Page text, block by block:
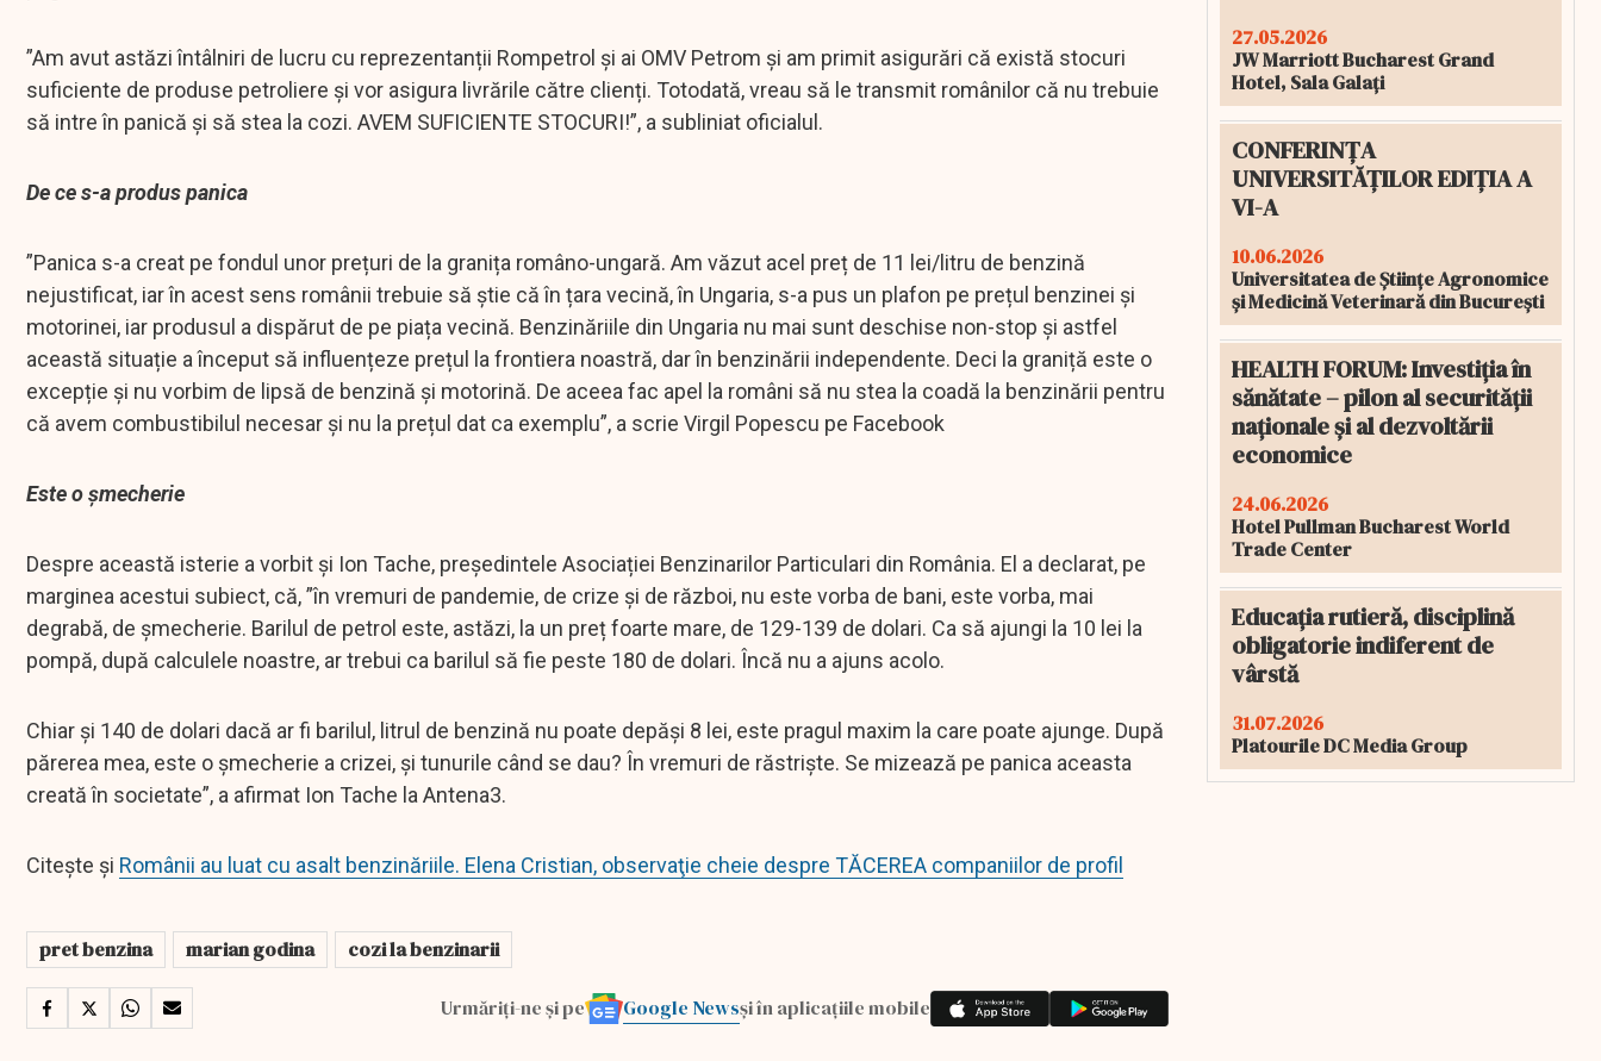
”Am avut astăzi întâlniri de lucru cu reprezentanții Rompetrol și ai OMV Petrom și am primit asigurări că există stocuri
suficiente de produse petroliere și vor asigura livrările către clienți. Totodată, vreau să le transmit românilor că nu trebuie
să intre în panică și să stea la cozi. AVEM SUFICIENTE STOCURI!”, a subliniat oficialul.
De ce s-a produs panica
”Panica s-a creat pe fondul unor prețuri de la granița româno-ungară. Am văzut acel preț de 11 lei/litru de benzină
nejustificat, iar în acest sens românii trebuie să știe că în țara vecină, în Ungaria, s-a pus un plafon pe prețul benzinei și
motorinei, iar produsul a dispărut de pe piața vecină. Benzinăriile din Ungaria nu mai sunt deschise non-stop și astfel
această situație a început să influențeze prețul la frontiera noastră, dar în benzinării independente. Deci la graniță este o
excepție și nu vorbim de lipsă de benzină și motorină. De aceea fac apel la români să nu stea la coadă la benzinării pentru
că avem combustibilul necesar și nu la prețul dat ca exemplu”, a scrie Virgil Popescu pe Facebook
Este o șmecherie
Despre această isterie a vorbit și Ion Tache, președintele Asociației Benzinarilor Particulari din România. El a declarat, pe
marginea acestui subiect, că, ”în vremuri de pandemie, de crize și de război, nu este vorba de bani, este vorba, mai
degrabă, de șmecherie. Barilul de petrol este, astăzi, la un preț foarte mare, de 129-139 de dolari. Ca să ajungi la 10 lei la
pompă, după calculele noastre, ar trebui ca barilul să fie peste 180 de dolari. Încă nu a ajuns acolo.
Chiar și 140 de dolari dacă ar fi barilul, litrul de benzină nu poate depăși 8 lei, este pragul maxim la care poate ajunge. După
părerea mea, este o șmecherie a crizei, și tunurile când se dau? În vremuri de răstriște. Se mizează pe panica aceasta
creată în societate”, a afirmat Ion Tache la Antena3.
Citește și Românii au luat cu asalt benzinăriile. Elena Cristian, observaţie cheie despre TĂCEREA companiilor de profil
pret benzina marian godina cozi la benzinarii
Urmăriți-ne și pe Google Newsși în aplicațiile mobile
27.05.2026
JW Marriott Bucharest Grand
Hotel, Sala Galați
CONFERINȚA
UNIVERSITĂȚILOR EDIȚIA A
VI-A
10.06.2026
Universitatea de Științe Agronomice
și Medicină Veterinară din București
HEALTH FORUM: Investiția în
sănătate – pilon al securității
naționale și al dezvoltării
economice
24.06.2026
Hotel Pullman Bucharest World
Trade Center
Educația rutieră, disciplină
obligatorie indiferent de
vârstă
31.07.2026
Platourile DC Media Group